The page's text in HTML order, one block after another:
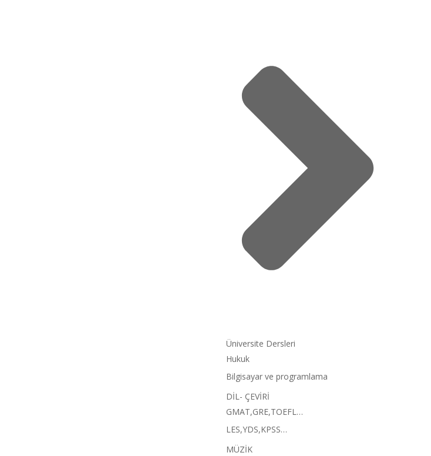
Üniversite Dersleri
Hukuk
Bilgisayar ve programlama
DİL- ÇEVİRİ
GMAT,GRE,TOEFL…
LES,YDS,KPSS…
MÜZİK